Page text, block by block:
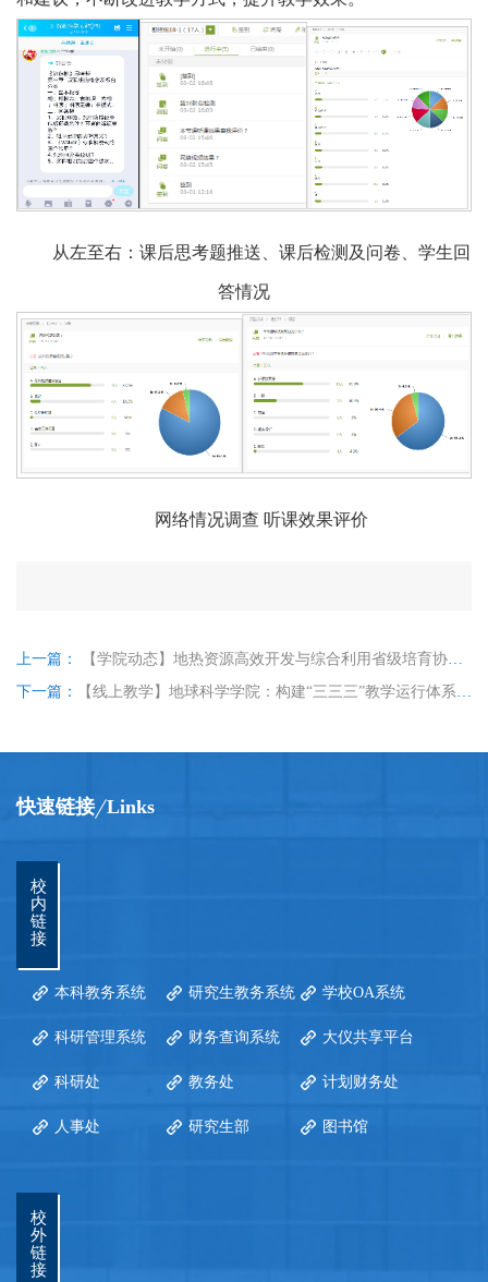
从左至右：课后思考题推送、课后检测及问卷、学生回
答情况
网络情况调查 听课效果评价
上一篇：
【学院动态】地热资源高效开发与综合利用省级培育协同创新中心赴红岗区调研
下一篇：
【线上教学】地球科学学院：构建“三三三”教学运行体系云端开课战“疫”
快速链接 Links
校
内
链
接
本科教务系统 研究生教务系统 学校OA系统
科研管理系统 财务查询系统 大仪共享平台
科研处 教务处 计划财务处
人事处 研究生部 图书馆
校
外
链
接